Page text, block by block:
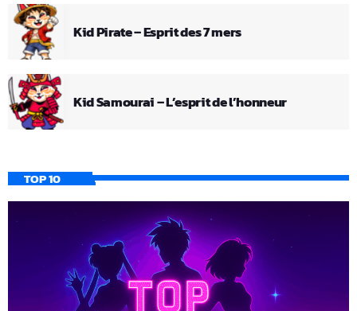
Kid Pirate – Esprit des 7 mers
Kid Samourai – L’esprit de l’honneur
TOP 10